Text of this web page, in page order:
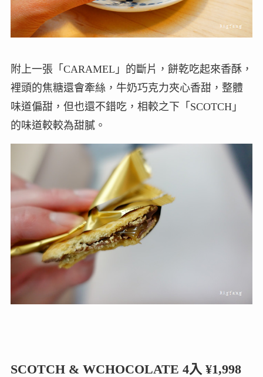
附上一張「CARAMEL」的斷片，餅乾吃起來香酥，
裡頭的焦糖還會牽絲，牛奶巧克力夾心香甜，整體
味道偏甜，但也還不錯吃，相較之下「SCOTCH」
的味道較較為甜膩。
SCOTCH & WCHOCOLATE 4入 ¥1,998